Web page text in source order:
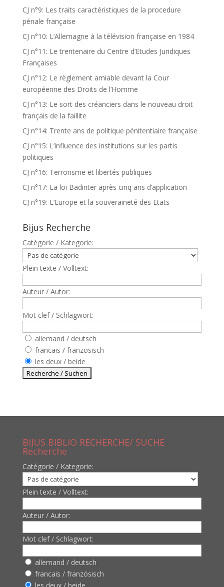
CJ n°9: Les traits caractéristiques de la procedure
pénale française
CJ n°10: L’Allemagne à la télévision française en 1984
CJ n°11: Le trentenaire du Centre d’Etudes Juridiques
Françaises
CJ n°12: Le règlement amiable devant la Cour
européenne des Droits de l’Homme
CJ n°13: Le sort des créanciers dans le nouveau droit
français de la faillite
CJ n°14: Trente ans de politique pénitentiaire française
CJ n°15: L’influence des institutions sur les partis
politiques
CJ n°16: Terrorisme et libertés publiques
CJ n°17: La loi Badinter après cinq ans d’application
CJ n°19: L’Europe et la souveraineté des Etats
Bijus Recherche
Catègorie / Kategorie:
Plein texte / Volltext:
Auteur / Autor:
Mot clef / Schlagwort:
allemand / deutsch
francais / französisch
les deux / beide
BIJUS BIBLIO RECHERCHE/ SUCHE
Recherche
Catègorie / Kategorie:
Plein texte / Volltext:
Auteur / Autor:
Mot clef / Schlagwort:
allemand / deutsch
francais / französisch